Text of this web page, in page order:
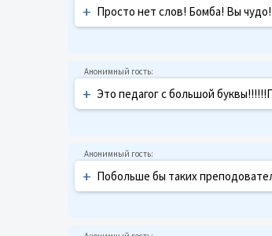
+ Просто нет слов! Бомба! Вы чудо!
+ Это педагог с большой
+ Побольше бы таких